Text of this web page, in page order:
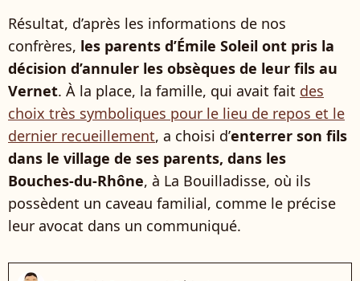
Résultat, d’après les informations de nos
confrères, les parents d’Émile Soleil ont pris la
décision d’annuler les obsèques de leur fils au
Vernet. À la place, la famille, qui avait fait des
choix très symboliques pour le lieu de repos et le
dernier recueillement, a choisi d’enterrer son fils
dans le village de ses parents, dans les
Bouches-du-Rhône, à La Bouilladisse, où ils
possèdent un caveau familial, comme le précise
leur avocat dans un communiqué.